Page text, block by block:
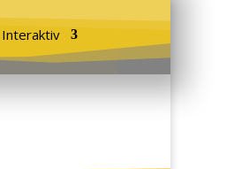
Interaktiv